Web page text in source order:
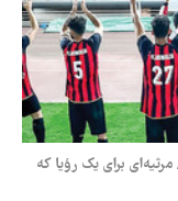
برای یک رؤیا که